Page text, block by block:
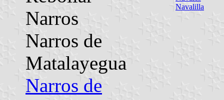
Narros
Narros de
Matalayegua
Narros de
Navalilla